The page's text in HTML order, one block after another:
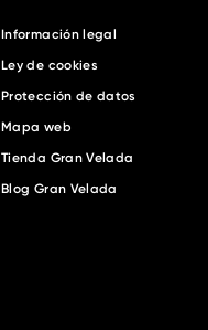
Información legal
Ley de cookies
Protección de datos
Mapa web
Tienda Gran Velada
Blog Gran Velada